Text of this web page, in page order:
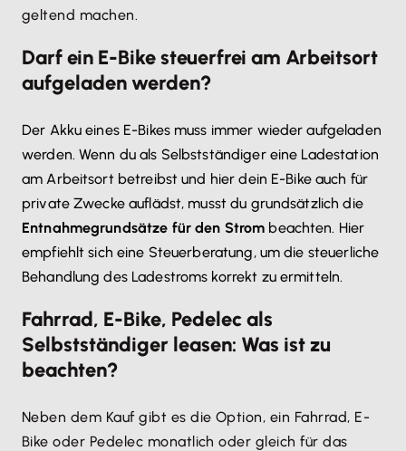
geltend machen.
Darf ein E-Bike steuerfrei am Arbeitsort
aufgeladen werden?
Der Akku eines E-Bikes muss immer wieder aufgeladen
werden. Wenn du als Selbstständiger eine Ladestation
am Arbeitsort betreibst und hier dein E-Bike auch für
private Zwecke auflädst, musst du grundsätzlich die
Entnahmegrundsätze für den Strom beachten. Hier
empfiehlt sich eine Steuerberatung, um die steuerliche
Behandlung des Ladestroms korrekt zu ermitteln.
Fahrrad, E-Bike, Pedelec als
Selbstständiger leasen: Was ist zu
beachten?
Neben dem Kauf gibt es die Option, ein Fahrrad, E-
Bike oder Pedelec monatlich oder gleich für das